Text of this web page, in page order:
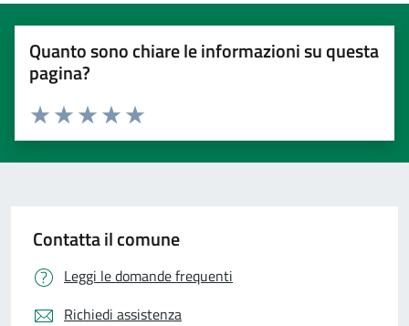
Quanto sono chiare le informazioni su questa
pagina?
Valuta 5 stelle su 5
Valuta 4 stelle su 5
Valuta 3 stelle su 5
Valuta 2 stelle su 5
Valuta 1 stelle su 5
Contatta il comune
Leggi le domande frequenti
Richiedi assistenza